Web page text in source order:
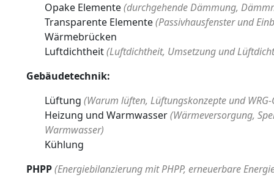
Opake Elemente(durchgehende Dämmung,
Transparente Elemente(Passivhausfenster und
Wärmebrücken
Luftdichtheit(Luftdichtheit, Umsetzung und
Gebäudetechnik:
Lüftung (Warum lüften, Lüftungskonzepte und
Heizung und Warmwasser(Wärmeversorgung,
Warmwasser)
Kühlung
PHPP(Energiebilanzierung mit PHPP, erneuerbare